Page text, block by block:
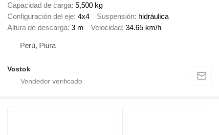
Capacidad de carga 5,500 kg
Configuración del eje 4x4 Suspensión hidráulica
Altura de descarga 3 m Velocidad 34.65 km/h
Perú, Piura
Vostok